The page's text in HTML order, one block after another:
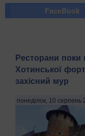
FaceBook
Ресторани поки
Хотинської
захісний мур
понеділок, 10 серпень